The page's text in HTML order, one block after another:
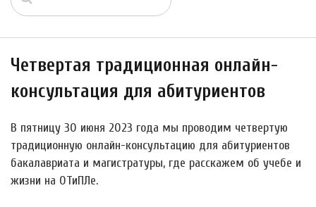
Четвертая традиционная онлайн-
консультация для абитуриентов
В пятницу 30 июня 2023 года мы проводим четвертую
традиционную онлайн-консультацию для абитуриентов
бакалавриата и магистратуры, где расскажем об учебе и
жизни на ОТиПЛе.